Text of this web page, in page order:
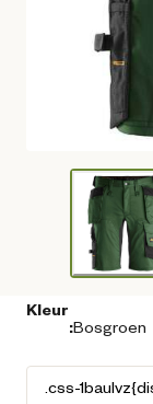
Kleur
:Bosgroen